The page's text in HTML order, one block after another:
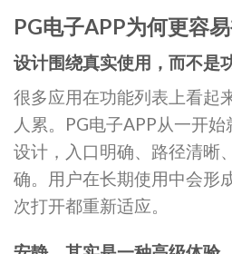
PG电子APP为何更容
设计围绕真实使用，而不是
很多应用在功能列表上看起
人累。PG电子APP从一开
设计，入口明确、路径清晰
确。用户在长期使用中会形
次打开都重新适应。